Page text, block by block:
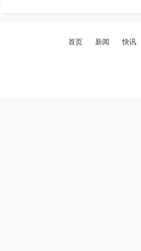
首页 新闻 快讯